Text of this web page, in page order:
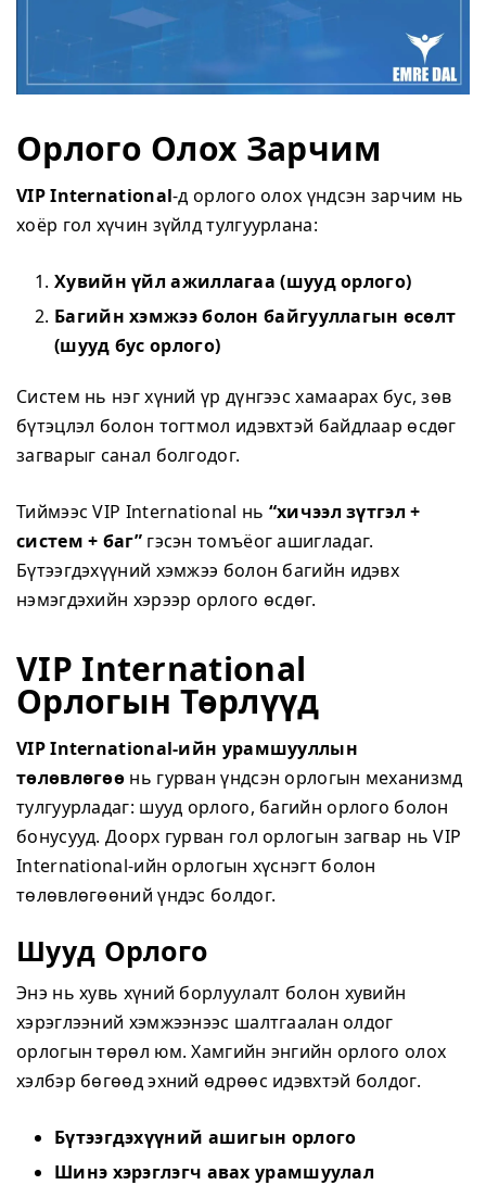
Орлого Олох Зарчим
VIP International-д орлого олох үндсэн зарчим нь
хоёр гол хүчин зүйлд тулгуурлана:
Хувийн үйл ажиллагаа (шууд орлого)
Багийн хэмжээ болон байгууллагын өсөлт
(шууд бус орлого)
Систем нь нэг хүний үр дүнгээс хамаарах бус, зөв
бүтэцлэл болон тогтмол идэвхтэй байдлаар өсдөг
загварыг санал болгодог.
Тиймээс VIP International нь “хичээл зүтгэл +
систем + баг”гэсэн томъёог ашигладаг.
Бүтээгдэхүүний хэмжээ болон багийн идэвх
нэмэгдэхийн хэрээр орлого өсдөг.
VIP International
Орлогын Төрлүүд
VIP International-ийн урамшууллын
төлөвлөгөө нь гурван үндсэн орлогын механизмд
тулгуурладаг: шууд орлого, багийн орлого болон
бонусууд. Доорх гурван гол орлогын загвар нь VIP
International-ийн орлогын хүснэгт болон
төлөвлөгөөний үндэс болдог.
Шууд Орлого
Энэ нь хувь хүний борлуулалт болон хувийн
хэрэглээний хэмжээнээс шалтгаалан олдог
орлогын төрөл юм. Хамгийн энгийн орлого олох
хэлбэр бөгөөд эхний өдрөөс идэвхтэй болдог.
Бүтээгдэхүүний ашигын орлого
Шинэ хэрэглэгч авах урамшуулал